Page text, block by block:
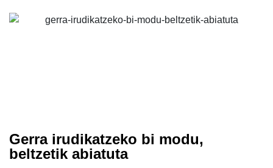
Gerra irudikatzeko bi modu,
beltzetik abiatuta